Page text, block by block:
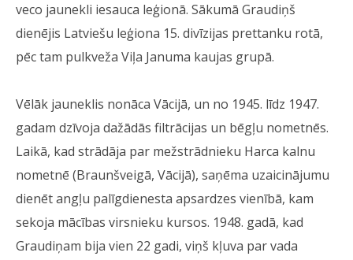
veco jaunekli iesauca leģionā. Sākumā Graudiņš
dienējis Latviešu leģiona 15. divīzijas prettanku rotā,
pēc tam pulkveža Viļa Januma kaujas grupā.
Vēlāk jauneklis nonāca Vācijā, un no 1945. līdz 1947.
gadam dzīvoja dažādās filtrācijas un bēgļu nometnēs.
Laikā, kad strādāja par mežstrādnieku Harca kalnu
nometnē (Braunšveigā, Vācijā), saņēma uzaicinājumu
dienēt angļu palīgdienesta apsardzes vienībā, kam
sekoja mācības virsnieku kursos. 1948. gadā, kad
Graudiņam bija vien 22 gadi, viņš kļuva par vada